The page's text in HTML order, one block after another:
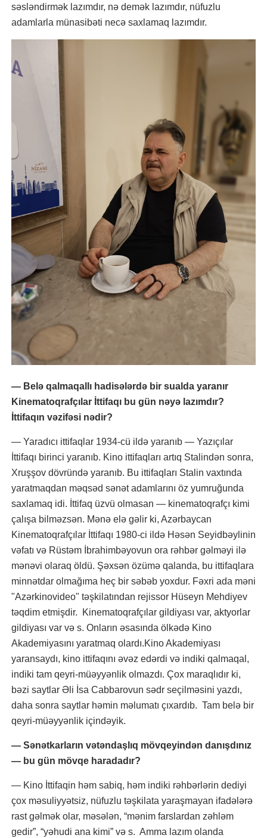
səsləndirmək lazımdır, nə demək lazımdır, nüfuzlu
adamlarla münasibəti necə saxlamaq lazımdır.
— Belə qalmaqallı hadisələrdə bir sualda yaranır
Kinematoqrafçılar İttifaqı bu gün nəyə lazımdır?
İttifaqın vəzifəsi nədir?
— Yaradıcı ittifaqlar 1934-cü ildə yaranıb — Yazıçılar
İttifaqı birinci yaranıb. Kino ittifaqları artıq Stalindən sonra,
Xruşşov dövründə yaranıb. Bu ittifaqları Stalin vaxtında
yaratmaqdan məqsəd sənət adamlarını öz yumruğunda
saxlamaq idi. İttifaq üzvü olmasan — kinematoqrafçı kimi
çalışa bilməzsən. Mənə elə gəlir ki, Azərbaycan
Kinematoqrafçılar İttifaqı 1980-ci ildə Həsən Seyidbəylinin
vəfatı və Rüstəm İbrahimbəyovun ora rəhbər gəlməyi ilə
mənəvi olaraq öldü. Şəxsən özümə qalanda, bu ittifaqlara
minnətdar olmağıma heç bir səbəb yoxdur. Fəxri ada məni
"Azərkinovideo" təşkilatından rejissor Hüseyn Mehdiyev
təqdim etmişdir. Kinematoqrafçılar gildiyası var, aktyorlar
gildiyası var və s. Onların əsasında ölkədə Kino
Akademiyasını yaratmaq olardı.Kino Akademiyası
yaransaydı, kino ittifaqını əvəz edərdi və indiki qalmaqal,
indiki tam qeyri-müəyyənlik olmazdı. Çox maraqlıdır ki,
bəzi saytlar Əli İsa Cabbarovun sədr seçilməsini yazdı,
daha sonra saytlar həmin məlumatı çıxardıb. Tam belə bir
qeyri-müəyyənlik içindəyik.
— Sənətkarların vətəndaşlıq mövqeyindən danışdınız
— bu gün mövqe haradadır?
— Kino İttifaqin həm sabiq, həm indiki rəhbərlərin dediyi
çox məsuliyyətsiz, nüfuzlu təşkilata yaraşmayan ifadələrə
rast gəlmək olar, məsələn, “mənim farslardan zəhləm
gedir”, “yəhudi ana kimi” və s. Amma lazım olanda